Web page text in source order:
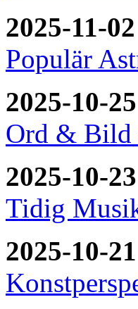
2025-11-02
Populär
2025-10-25
Ord & Bild
2025-10-23
Tidig
2025-10-21